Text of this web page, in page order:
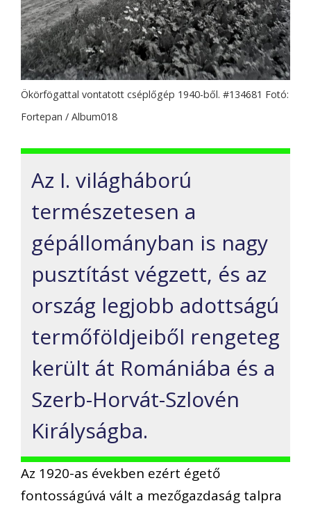
Ökörfögattal vontatott cséplőgép 1940-ből. #134681 Fotó:
Fortepan / Album018
Az I. világháború
természetesen a
gépállományban is nagy
pusztítást végzett, és az
ország legjobb adottságú
termőföldjeiből rengeteg
került át Romániába és a
Szerb-Horvát-Szlovén
Királyságba.
Az 1920-as években ezért égető
fontosságúvá vált a mezőgazdaság talpra